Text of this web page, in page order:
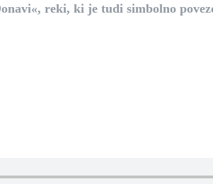
reki, ki je tudi simbolno